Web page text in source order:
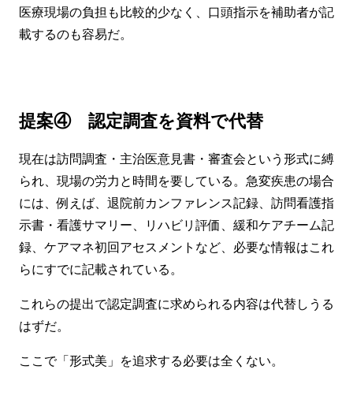
医療現場の負担も比較的少なく、口頭指示を補助者が記
載するのも容易だ。
提案④ 認定調査を資料で代替
現在は訪問調査・主治医意見書・審査会という形式に縛
られ、現場の労力と時間を要している。急変疾患の場合
には、例えば、退院前カンファレンス記録、訪問看護指
示書・看護サマリー、リハビリ評価、緩和ケアチーム記
録、ケアマネ初回アセスメントなど、必要な情報はこれ
らにすでに記載されている。
これらの提出で認定調査に求められる内容は代替しうる
はずだ。
ここで「形式美」を追求する必要は全くない。